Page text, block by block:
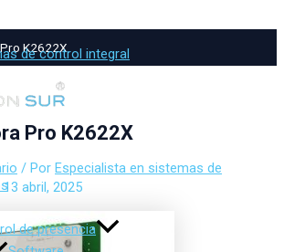
de control integral
de presencia
K2622X
Pro K2622X
/ Por Especialista en sistemas de
13 abril, 2025